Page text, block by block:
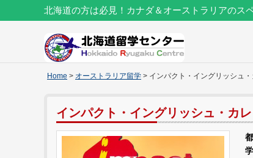
北海道の方は必見！カナダ＆オーストラリアのス
Home > オーストラリア留学 > インパクト・イングリッシュ・
インパクト・イングリッシュ・カレ